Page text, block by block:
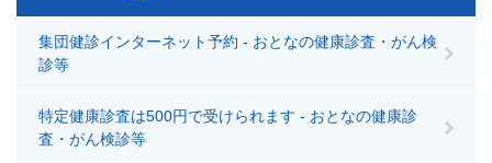
集団健診インターネット予約 - おとなの健康診査・がん検
診等
特定健康診査は500円で受けられます - おとなの健康診
査・がん検診等